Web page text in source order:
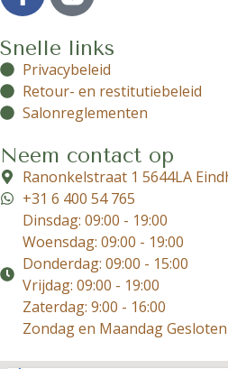
Snelle links
Privacybeleid
Retour- en restitutiebeleid
Salonreglementen
Neem contact op
Ranonkelstraat 1 5644LA
+31 6 400 54 765
Dinsdag: 09:00 - 19:00
Woensdag: 09:00 - 19:00
Donderdag: 09:00 - 15:00
Vrijdag: 09:00 - 19:00
Zaterdag: 9:00 - 16:00
Zondag en Maandag Gesloten